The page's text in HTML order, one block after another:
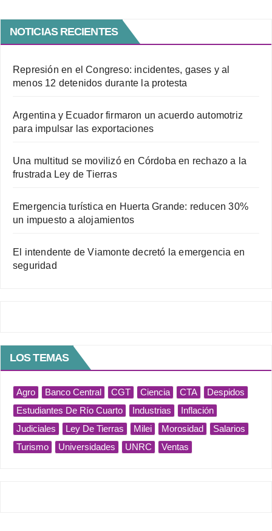
NOTICIAS RECIENTES
Represión en el Congreso: incidentes, gases y al
menos 12 detenidos durante la protesta
Argentina y Ecuador firmaron un acuerdo automotriz
para impulsar las exportaciones
Una multitud se movilizó en Córdoba en rechazo a la
frustrada Ley de Tierras
Emergencia turística en Huerta Grande: reducen 30%
un impuesto a alojamientos
El intendente de Viamonte decretó la emergencia en
seguridad
LOS TEMAS
Agro Banco Central CGT Ciencia CTA
Despidos
Estudiantes De Río Cuarto
Industrias
Inflación
Judiciales
Ley De Tierras Milei Morosidad
Salarios
Turismo
Universidades UNRC Ventas